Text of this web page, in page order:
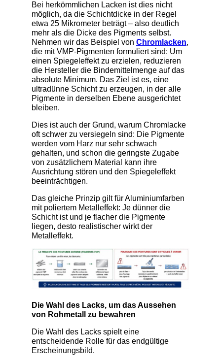
Bei herkömmlichen Lacken ist dies nicht
möglich, da die Schichtdicke in der Regel
etwa 25 Mikrometer beträgt – also deutlich
mehr als die Dicke des Pigments selbst.
Nehmen wir das Beispiel von Chromlacken,
die mit VMP-Pigmenten formuliert sind: Um
einen Spiegeleffekt zu erzielen, reduzieren
die Hersteller die Bindemittelmenge auf das
absolute Minimum. Das Ziel ist es, eine
ultradünne Schicht zu erzeugen, in der alle
Pigmente in derselben Ebene ausgerichtet
bleiben.
Dies ist auch der Grund, warum Chromlacke
oft schwer zu versiegeln sind: Die Pigmente
werden vom Harz nur sehr schwach
gehalten, und schon die geringste Zugabe
von zusätzlichem Material kann ihre
Ausrichtung stören und den Spiegeleffekt
beeinträchtigen.
Das gleiche Prinzip gilt für Aluminiumfarben
mit poliertem Metalleffekt: Je dünner die
Schicht ist und je flacher die Pigmente
liegen, desto realistischer wirkt der
Metalleffekt.
Die Wahl des Lacks, um das Aussehen
von Rohmetall zu bewahren
Die Wahl des Lacks spielt eine
entscheidende Rolle für das endgültige
Erscheinungsbild.